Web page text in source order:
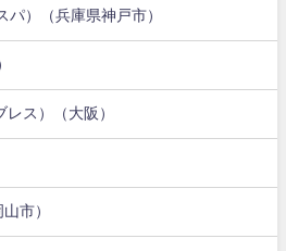
）（兵庫県神戸市）
ス）（大阪）
市）